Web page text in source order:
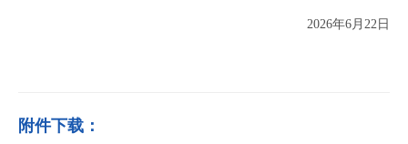
2026年6月22日
附件下载：